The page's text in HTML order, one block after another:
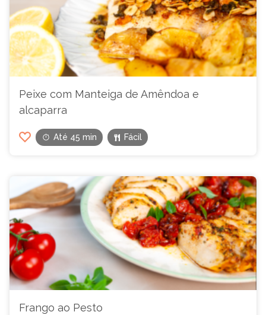
Peixe com Manteiga de Amêndoa e
alcaparra
Até 45 min Fácil
Frango ao Pesto